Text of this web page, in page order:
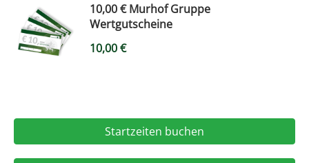
10,00 € Murhof Gruppe
Wertgutscheine
10,00€
Startzeiten buchen